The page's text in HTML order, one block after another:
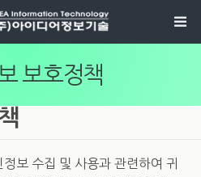
보호정책
보 수집 및 사용과 관련하여 귀